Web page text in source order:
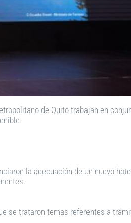
de Quito trabajan en
la adecuación de un nuevo
se trataron temas referentes a